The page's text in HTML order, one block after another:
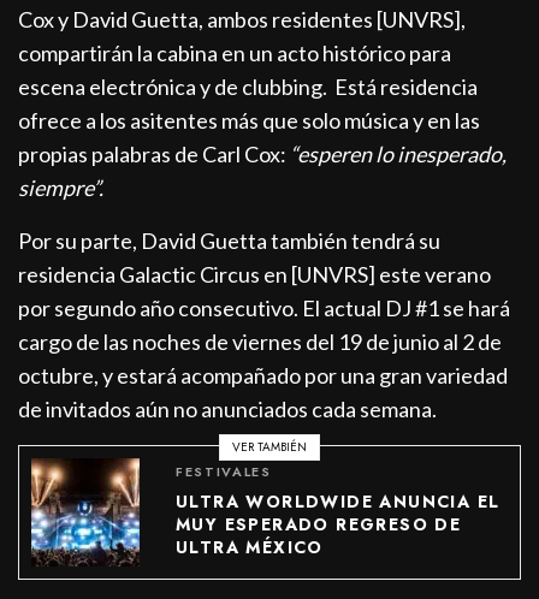
Cox y David Guetta, ambos residentes [UNVRS],
compartirán la cabina en un acto histórico para
escena electrónica y de clubbing. Está residencia
ofrece a los asitentes más que solo música y en las
propias palabras de Carl Cox: “esperen lo inesperado,
siempre”.
Por su parte, David Guetta también tendrá su
residencia Galactic Circus en [UNVRS] este verano
por segundo año consecutivo. El actual DJ #1 se hará
cargo de las noches de viernes del 19 de junio al 2 de
octubre, y estará acompañado por una gran variedad
de invitados aún no anunciados cada semana.
VER TAMBIÉN
FESTIVALES
ULTRA WORLDWIDE ANUNCIA EL
MUY ESPERADO REGRESO DE
ULTRA MÉXICO